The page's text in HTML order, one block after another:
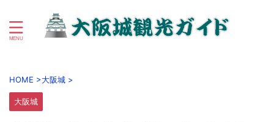
HOME >大阪城 >
大阪城